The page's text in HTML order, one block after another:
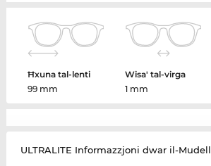
Ħxuna tal-lenti
99 mm
Wisa' tal-virga
1 mm
ULTRALITE Informazzjoni dwar il-Mudell